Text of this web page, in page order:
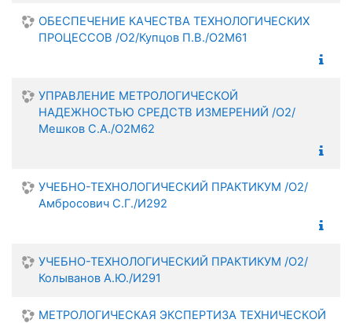
ОБЕСПЕЧЕНИЕ КАЧЕСТВА ТЕХНОЛОГИЧЕСКИХ
ПРОЦЕССОВ /О2/Купцов П.В./О2М61
УПРАВЛЕНИЕ МЕТРОЛОГИЧЕСКОЙ
НАДЕЖНОСТЬЮ СРЕДСТВ ИЗМЕРЕНИЙ /О2/
Мешков С.А./О2М62
УЧЕБНО-ТЕХНОЛОГИЧЕСКИЙ ПРАКТИКУМ /О2/
Амбросович С.Г./И292
УЧЕБНО-ТЕХНОЛОГИЧЕСКИЙ ПРАКТИКУМ /О2/
Колыванов А.Ю./И291
МЕТРОЛОГИЧЕСКАЯ ЭКСПЕРТИЗА ТЕХНИЧЕСКОЙ